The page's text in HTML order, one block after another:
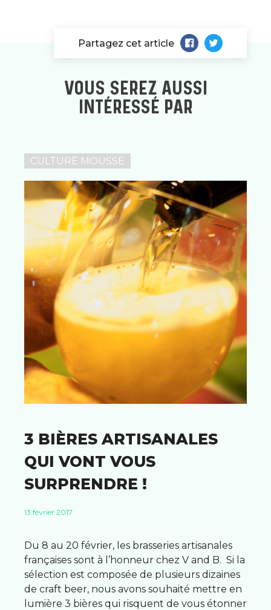
Partagez cet article
VOUS SEREZ AUSSI
INTÉRESSÉ PAR
CULTURE MOUSSE
3 BIÈRES ARTISANALES
QUI VONT VOUS
SURPRENDRE !
13 février 2017
Du 8 au 20 février, les brasseries artisanales
françaises sont à l’honneur chez V and B. Si la
sélection est composée de plusieurs dizaines
de craft beer, nous avons souhaité mettre en
lumière 3 bières qui risquent de vous étonner